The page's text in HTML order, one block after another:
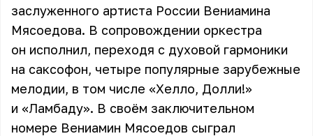
заслуженного артиста России Вениамина
Мясоедова. В сопровождении оркестра
он исполнил, переходя с духовой гармоники
на саксофон, четыре популярные зарубежные
мелодии, в том числе «Хелло, Долли!»
и «Ламбаду». В своём заключительном
номере Вениамин Мясоедов сыграл